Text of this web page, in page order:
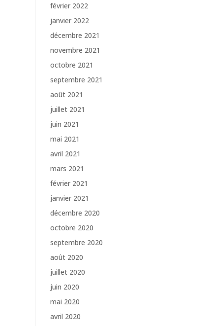
février 2022
janvier 2022
décembre 2021
novembre 2021
octobre 2021
septembre 2021
août 2021
juillet 2021
juin 2021
mai 2021
avril 2021
mars 2021
février 2021
janvier 2021
décembre 2020
octobre 2020
septembre 2020
août 2020
juillet 2020
juin 2020
mai 2020
avril 2020